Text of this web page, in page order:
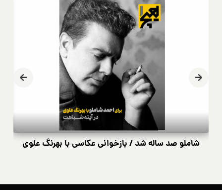
شاملو صد ساله شد / بازخوانی عکاسی با بهرنگ علوی